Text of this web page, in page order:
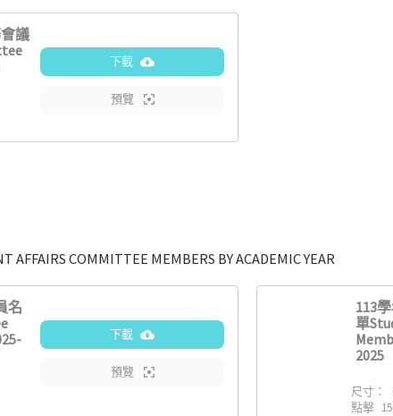
議
下載
預覽
COMMITTEE MEMBERS BY ACADEMIC YEAR
名
下載
預覽
113
單
2025
尺寸：
點擊